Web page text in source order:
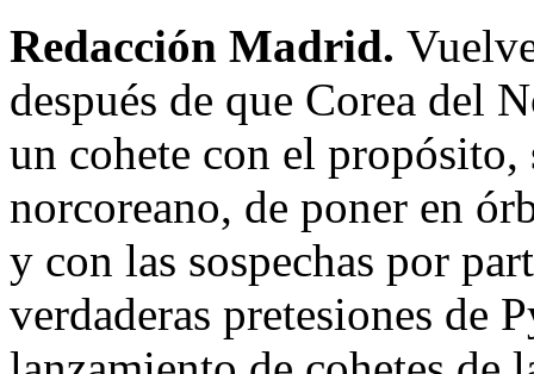
Redacción Madrid.
después de que Corea del
un cohete con el
norcoreano, de poner en
y con las sospechas por
verdaderas pretesiones de